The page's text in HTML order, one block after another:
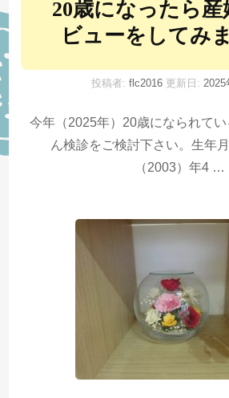
20歳になったら産
ビューをしてみ
投稿者: flc2016 更新日: 2025
今年（2025年）20歳になられて
ん検診をご検討下さい。生年
（2003）年4 …